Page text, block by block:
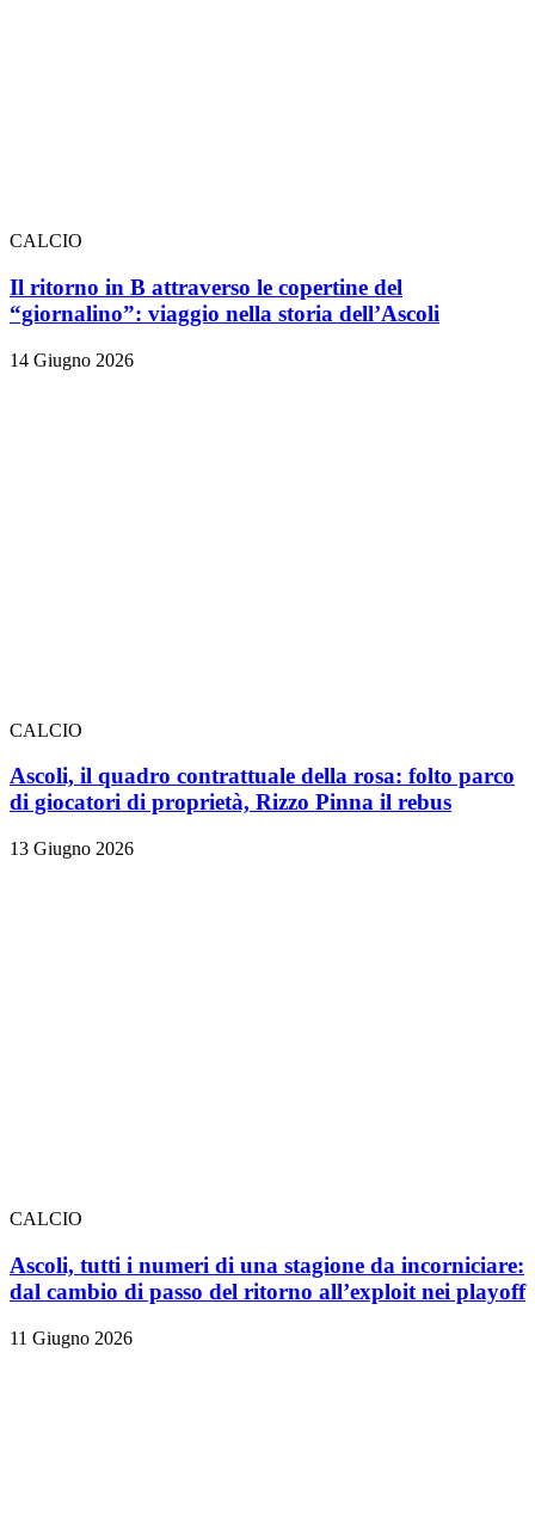
CALCIO
Il ritorno in B attraverso le copertine del
“giornalino”: viaggio nella storia dell’Ascoli
14 Giugno 2026
CALCIO
Ascoli, il quadro contrattuale della rosa: folto parco
di giocatori di proprietà, Rizzo Pinna il rebus
13 Giugno 2026
CALCIO
Ascoli, tutti i numeri di una stagione da incorniciare:
dal cambio di passo del ritorno all’exploit nei playoff
11 Giugno 2026